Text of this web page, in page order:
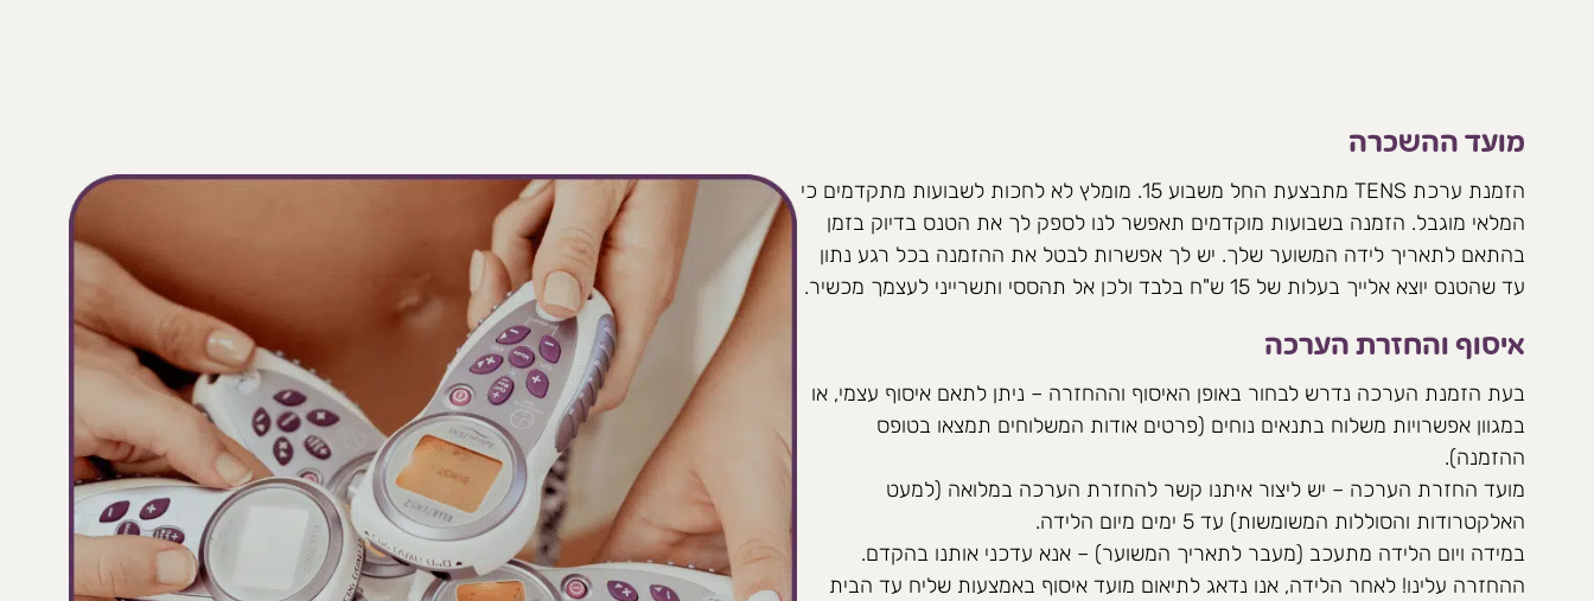
מועד ההשכרה
הזמנת ערכת TENS מתבצעת החל משבוע 15. מומלץ לא לחכות לשבועות מתקדמים כי
המלאי מוגבל. הזמנה בשבועות מוקדמים תאפשר לנו לספק לך את הטנס בדיוק בזמן
בהתאם לתאריך לידה המשוער שלך. יש לך אפשרות לבטל את ההזמנה בכל רגע נתון
עד שהטנס יוצא אלייך בעלות של 15 ש"ח בלבד ולכן אל תהססי ותשרייני לעצמך מכשיר.
איסוף והחזרת הערכה
בעת הזמנת הערכה נדרש לבחור באופן האיסוף וההחזרה – ניתן לתאם איסוף עצמי, או
במגוון אפשרויות משלוח בתנאים נוחים (פרטים אודות המשלוחים תמצאו בטופס
ההזמנה).
מועד החזרת הערכה – יש ליצור איתנו קשר להחזרת הערכה במלואה (למעט
האלקטרודות והסוללות המשומשות) עד 5 ימים מיום הלידה.
במידה ויום הלידה מתעכב (מעבר לתאריך המשוער) – אנא עדכני אותנו בהקדם.
ההחזרה עלינו! לאחר הלידה, אנו נדאג לתיאום מועד איסוף באמצעות שליח עד הבית